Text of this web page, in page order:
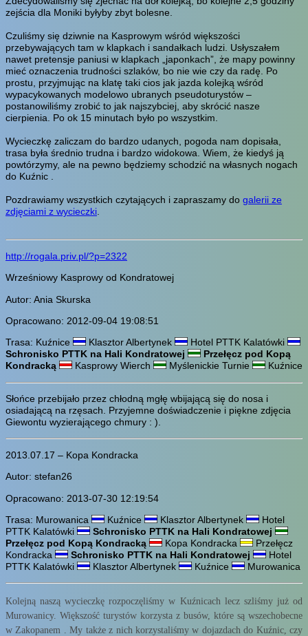
zejścia dla Moniki byłyby zbyt bolesne.
Czuliśmy się dziwnie na Kasprowym wśród większości
przebywających tam w klapkach i sandałkach ludzi. Usłyszałem
nawet pretensje paniusi w klapkach „japonkach”, że mapy powinny
mieć oznaczenia trudności szlaków, bo nie wie czy da radę. Po
prostu, przyjmując na klatę taki cios jak jazda kolejką wśród
wypacykowanych modelowo ubranych pseudoturystów –
postanowiliśmy zrobić to jak najszybciej, aby skrócić nasze
cierpienia. Po ok 15 minutach było po wszystkim.
Wycieczkę zaliczam do bardzo udanych, pogoda nam dopisała,
trasa była średnio trudna i bardzo widokowa. Wiem, że kiedyś ją
powtórzymy, ale na pewno będziemy schodzić na własnych nogach
do Kuźnic .
Pozdrawiamy wszystkich czytających i zapraszamy do galerii ze
zdjęciami z wycieczki
http://rogala.priv.pl/?p=2322
Wrześniowy Kasprowy od Kondratowej
Autor: Ania Skurska
Opracowano: 2012-09-04 19:08:51
Trasa: Kuźnice
Klasztor Albertynek
Hotel PTTK Kalatówki
Schronisko PTTK na Hali Kondratowej
Przełęcz pod Kopą
Kondracką
Kasprowy Wierch Myślenickie Turnie Kuźnice
Słońce przebijało przez chłodną mgłę wbijającą się do nosa i
osiadającą na rzęsach. Przyjemne doświadczenie i piękne zdjęcia
Giewontu wyzierającego chmury : ).
2013.07.17 – Kopa Kondracka
Autor: stefan26
Opracowano: 2013-07-30 12:19:54
Trasa: Murowanica
Kuźnice Klasztor Albertynek
Hotel
PTTK Kalatówki
Schronisko PTTK na Hali Kondratowej
Przełęcz pod Kopą Kondracką
Kopa Kondracka
Przełęcz
Kondracka
Schronisko PTTK na Hali Kondratowej
Hotel
PTTK Kalatówki
Klasztor Albertynek Kuźnice Murowanica
Kolejną naszą wycieczkę rozpoczęliśmy w Kuźnicach lecz szliśmy już od
Murowanicy. Większość turystów korzysta z busów, które są wszechobecne
w Zakopanem . My także z nich korzystaliśmy w dojazdach do Kuźnic, czy